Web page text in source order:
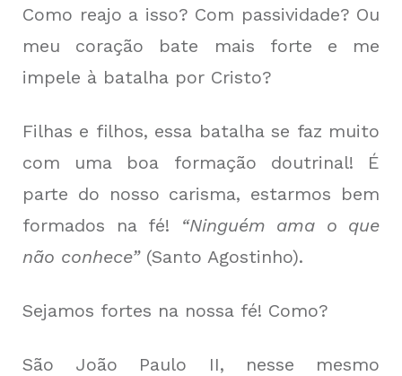
Como reajo a isso? Com passividade? Ou
meu coração bate mais forte e me
impele à batalha por Cristo?
Filhas e filhos, essa batalha se faz muito
com uma boa formação doutrinal! É
parte do nosso carisma, estarmos bem
formados na fé!
“Ninguém ama o que
não conhece”(Santo Agostinho).
Sejamos fortes na nossa fé! Como?
São João Paulo II, nesse mesmo